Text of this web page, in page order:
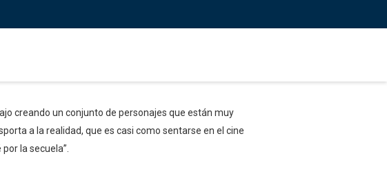
creando un conjunto de personajes que están muy
a la realidad, que es casi como sentarse en el cine
la secuela”.